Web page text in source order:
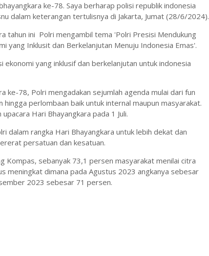
ke-78. Saya berharap polisi republik indonesia
dalam keterangan tertulisnya di Jakarta, Jumat (28/6/2024).
tahun ini Polri mengambil tema 'Polri Presisi Mendukung
yang Inklusit dan Berkelanjutan Menuju Indonesia Emas'.
yang inklusif dan berkelanjutan untuk indonesia
ke-78, Polri mengadakan sejumlah agenda mulai dari fun
perlombaan baik untuk internal maupun masyarakat.
Hari Bhayangkara pada 1 Juli.
dalam rangka Hari Bhayangkara untuk lebih dekat dan
persatuan dan kesatuan.
Kompas, sebanyak 73,1 persen masyarakat menilai citra
meningkat dimana pada Agustus 2023 angkanya sebesar
2023 sebesar 71 persen.